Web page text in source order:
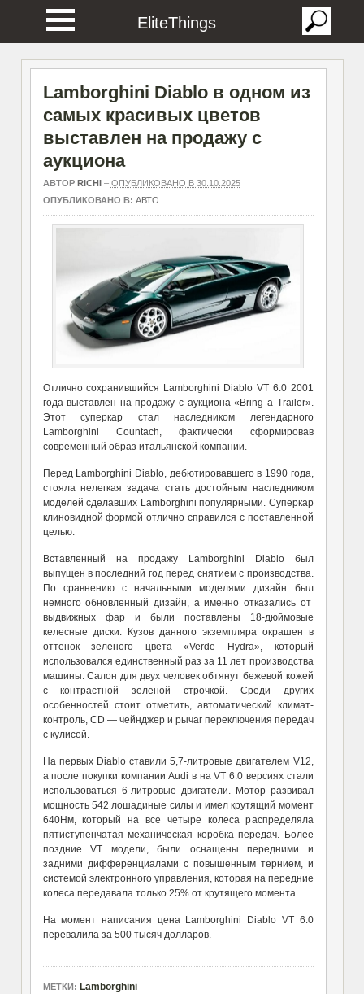
EliteThings
Lamborghini Diablo в одном из
самых красивых цветов
выставлен на продажу с
аукциона
АВТОР RICHI– ОПУБЛИКОВАНО В 30.10.2025
ОПУБЛИКОВАНО В: АВТО
Отлично сохранившийся Lamborghini Diablo VT 6.0 2001
года выставлен на продажу с аукциона «Bring a Trailer».
Этот суперкар стал наследником легендарного
Lamborghini Countach, фактически сформировав
современный образ итальянской компании.
Перед Lamborghini Diablo, дебютировавшего в 1990 года,
стояла нелегкая задача стать достойным наследником
моделей сделавших Lamborghini популярными. Суперкар
клиновидной формой отлично справился с поставленной
целью.
Вставленный на продажу Lamborghini
Diablo был
выпущен в последний год перед снятием с производства.
По сравнению с начальными моделями дизайн был
немного обновленный дизайн, а именноотказались от
выдвижных фар и были поставлены 18-дюймовые
келесные диски. Кузов данного экземпляра окрашен в
оттенок зеленого цвета «Verde Hydra», который
использовался единственный раз за 11 лет производства
машины. Салон для двух человек обтянут бежевой кожей
с контрастной зеленой строчкой. Среди других
особенностей стоит отметить, автоматический климат-
контроль, CD — чейнджер и рычаг переключения передач
с кулисой.
На первых Diablo ставили 5,7-литровые двигателем V12,
а после покупки компании Audi в на VT 6.0 версиях стали
использоваться 6-литровые двигатели. Мотор развивал
мощность 542 лошадиные силы и имел крутящий момент
640Нм, который на все четыре колеса распределяла
пятиступенчатая механическая коробка передач. Более
поздние VT модели, были оснащены передними и
задними дифференциалами с повышенным тернием, и
системой электронного управления, которая на передние
колеса передавала только 25% от крутящего момента.
На момент написания ценаLamborghini Diablo VT 6.0
перевалила за 500 тысяч долларов.
МЕТКИ: Lamborghini